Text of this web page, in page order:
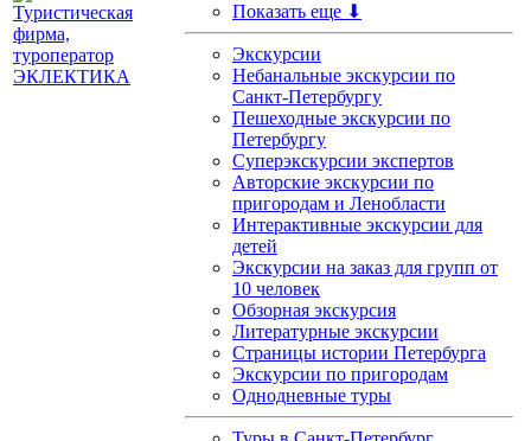
Показать еще ⬇
Экскурсии
Небанальные экскурсии по
Санкт-Петербургу
Пешеходные экскурсии по
Петербургу
Суперэкскурсии экспертов
Авторские экскурсии по
пригородам и Ленобласти
Интерактивные экскурсии для
детей
Экскурсии на заказ для групп от
10 человек
Обзорная экскурсия
Литературные экскурсии
Страницы истории Петербурга
Экскурсии по пригородам
Однодневные туры